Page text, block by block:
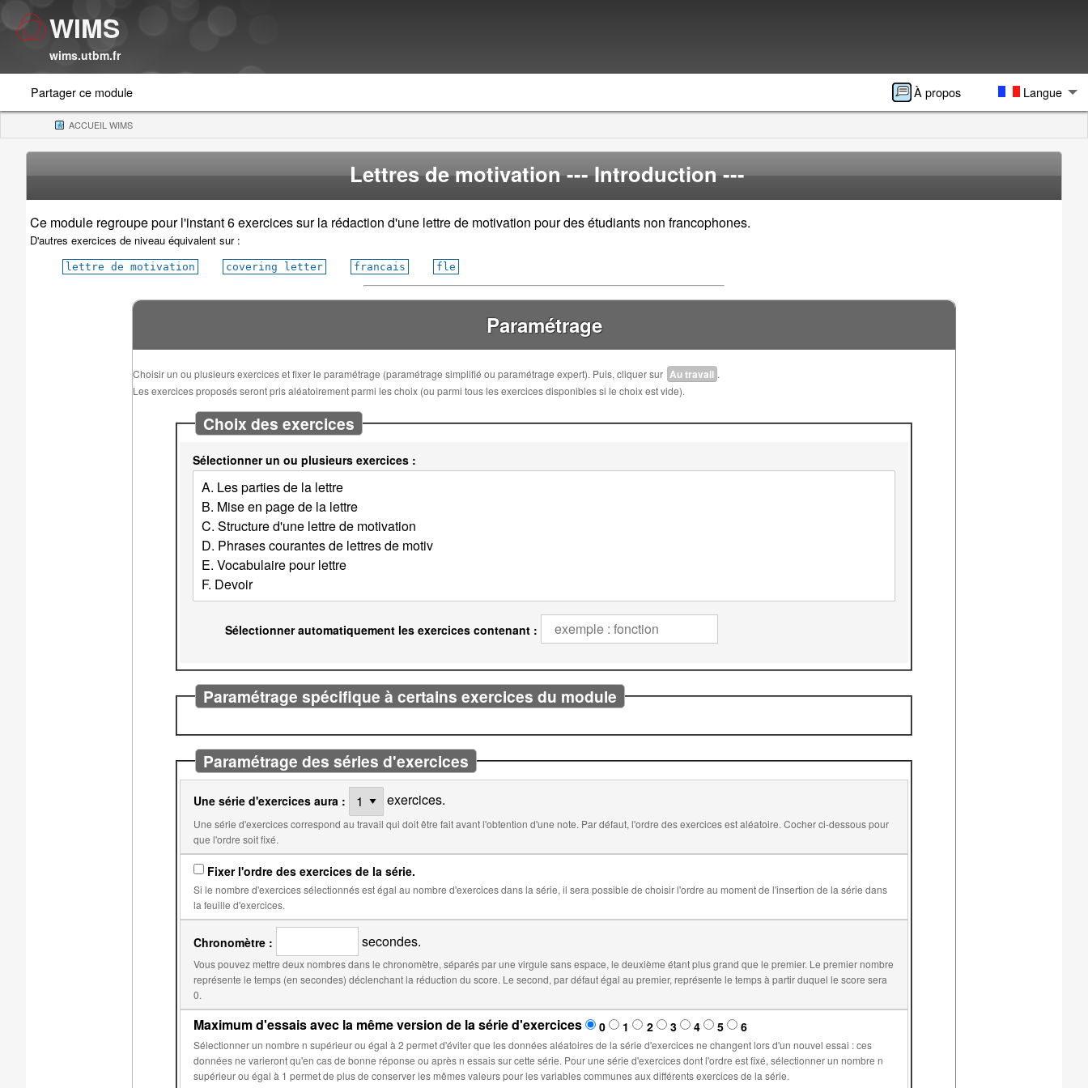
WIMS
wims.utbm.fr
Partager ce module À propos Langue
ACCUEIL WIMS(CURRENT)
Lettres de motivation--- Introduction ---
Ce module regroupe pour l'instant 6 exercices sur la rédaction d'une lettre de motivation pour des étudiants non francophones.
D'autres exercices de niveau équivalent sur :
lettre de motivation covering letter francais fle
Paramétrage
Choisir un ou plusieurs exercices et fixer le paramétrage (paramétrage simplifié ou paramétrage expert). Puis, cliquer sur Au travail .
Les exercices proposés seront pris aléatoirement parmi les choix (ou parmi tous les exercices disponibles si le choix est vide).
Choix des exercices
Sélectionner un ou plusieurs exercices :
Sélectionner automatiquement les exercices contenant :
Paramétrage spécifique à certains exercices du module
Paramétrage des séries d'exercices
Une série d'exercices aura : exercices.
Une série d'exercices correspond au travail qui doit être fait avant l'obtention d'une note. Par défaut, l'ordre des exercices est aléatoire. Cocher ci-dessous pour
que l'ordre soit fixé.
Fixer l'ordre des exercices de la série.
Si le nombre d'exercices sélectionnés est égal au nombre d'exercices dans la série, il sera possible de choisir l'ordre au moment de l'insertion de la série dans
la feuille d'exercices.
Chronomètre : secondes.
Vous pouvez mettre deux nombres dans le chronomètre, séparés par une virgule sans espace, le deuxième étant plus grand que le premier. Le premier nombre
représente le temps (en secondes) déclenchant la réduction du score. Le second, par défaut égal au premier, représente le temps à partir duquel le score sera
0.
Maximum d'essais avec la même version de la série d'exercices 0 1 2 3 4 5 6
Sélectionner un nombre n supérieur ou égal à 2 permet d'éviter que les données aléatoires de la série d'exercices ne changent lors d'un nouvel essai : ces
données ne varieront qu'en cas de bonne réponse ou après n essais sur cette série. Pour une série d'exercices dont l'ordre est fixé, sélectionner un nombre n
supérieur ou égal à 1 permet de plus de conserver les mêmes valeurs pour les variables communes aux différents exercices de la série.